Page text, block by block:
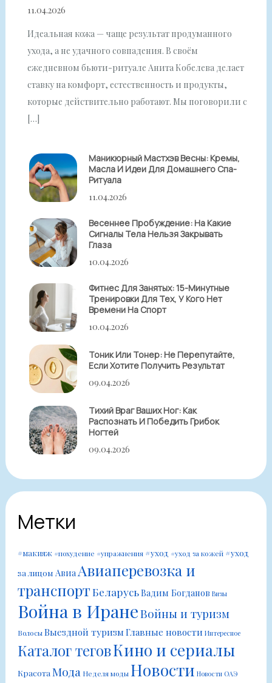
11.04.2026
Идеальная кожа — чаще результат продуманного
ухода, а не удачного совпадения. В своём
ежедневном бьюти-ритуале Анита Кобелева делает
ставку на комфорт, естественность и продукты,
которые действительно работают. Мы поговорили с
[…]
Маникюрный Мастхэв Весны: Кремы,
Масла И Идеи Для Домашнего Спа-
Ритуала
11.04.2026
Весеннее Пробуждение: На Какие
Сигналы Тела Нельзя Закрывать
Глаза
10.04.2026
Фитнес Для Занятых: 15-Минутные
Тренировки Для Тех, У Кого Нет
Времени На Спорт
10.04.2026
Тоник Или Тонер: Не Перепутайте,
Если Хотите Получить Результат
09.04.2026
Тихий Враг Ваших Ног: Как
Распознать И Победить Грибок
Ногтей
09.04.2026
Метки
#макияж #похудение #упражнения #уход #уход за кожей #уход
за лицом Авиа Авиаперевозка и
транспортБеларусьВадим Богданов Визы
Война в ИранеВойны и туризм
ВолосыВыездной туризмГлавные новости Интересное
Каталог теговКино и сериалы
Красота Мода Неделя моды Новости Новости ОАЭ